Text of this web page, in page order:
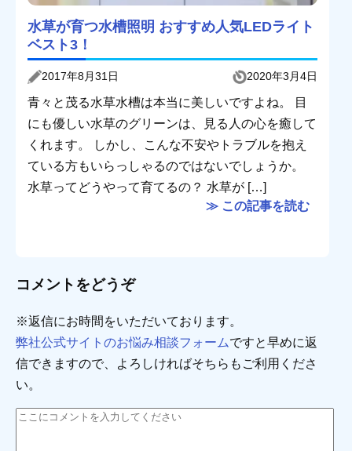
水草が育つ水槽照明 おすすめ人気LEDライト
ベスト3！
2017年8月31日 2020年3月4日
青々と茂る水草水槽は本当に美しいですよね。 目
にも優しい水草のグリーンは、見る人の心を癒して
くれます。 しかし、こんな不安やトラブルを抱え
ている方もいらっしゃるのではないでしょうか。
水草ってどうやって育てるの？ 水草が […]
≫ この記事を読む
コメントをどうぞ
※返信にお時間をいただいております。
弊社公式サイトのお悩み相談フォームですと早めに返
信できますので、よろしければそちらもご利用くださ
い。